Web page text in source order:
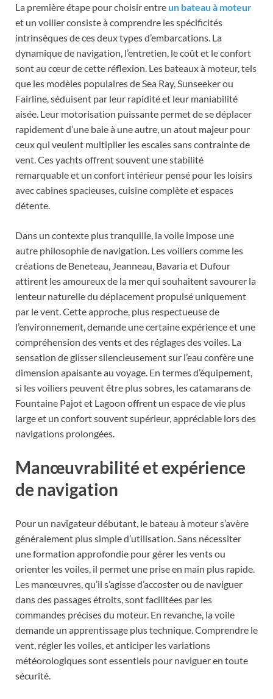
La première étape pour choisir entre un bateau à moteur
et un voilier consiste à comprendre les spécificités
intrinsèques de ces deux types d’embarcations. La
dynamique de navigation, l’entretien, le coût et le confort
sont au cœur de cette réflexion. Les bateaux à moteur, tels
que les modèles populaires de Sea Ray, Sunseeker ou
Fairline, séduisent par leur rapidité et leur maniabilité
aisée. Leur motorisation puissante permet de se déplacer
rapidement d’une baie à une autre, un atout majeur pour
ceux qui veulent multiplier les escales sans contrainte de
vent. Ces yachts offrent souvent une stabilité
remarquable et un confort intérieur pensé pour les loisirs
avec cabines spacieuses, cuisine complète et espaces
détente.
Dans un contexte plus tranquille, la voile impose une
autre philosophie de navigation. Les voiliers comme les
créations de Beneteau, Jeanneau, Bavaria et Dufour
attirent les amoureux de la mer qui souhaitent savourer la
lenteur naturelle du déplacement propulsé uniquement
par le vent. Cette approche, plus respectueuse de
l’environnement, demande une certaine expérience et une
compréhension des vents et des réglages des voiles. La
sensation de glisser silencieusement sur l’eau confère une
dimension apaisante au voyage. En termes d’équipement,
si les voiliers peuvent être plus sobres, les catamarans de
Fountaine Pajot et Lagoon offrent un espace de vie plus
large et un confort souvent supérieur, appréciable lors des
navigations prolongées.
Manœuvrabilité et expérience
de navigation
Pour un navigateur débutant, le bateau à moteur s’avère
généralement plus simple d’utilisation. Sans nécessiter
une formation approfondie pour gérer les vents ou
orienter les voiles, il permet une prise en main plus rapide.
Les manœuvres, qu’il s’agisse d’accoster ou de naviguer
dans des passages étroits, sont facilitées par les
commandes précises du moteur. En revanche, la voile
demande un apprentissage plus technique. Comprendre le
vent, régler les voiles, et anticiper les variations
météorologiques sont essentiels pour naviguer en toute
sécurité.